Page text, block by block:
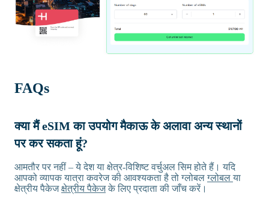
FAQs
क्या मैं eSIM का उपयोग मैकाऊ के अलावा अन्य स्थानों
पर कर सकता हूं?
आमतौर पर नहीं – ये देश या क्षेत्र-विशिष्ट वर्चुअल सिम होते हैं। यदि
आपको व्यापक यात्रा कवरेज की आवश्यकता है तो ग्लोबलग्लोबलया
क्षेत्रीय पैकेजक्षेत्रीय पैकेजके लिए प्रदाता की जाँच करें।